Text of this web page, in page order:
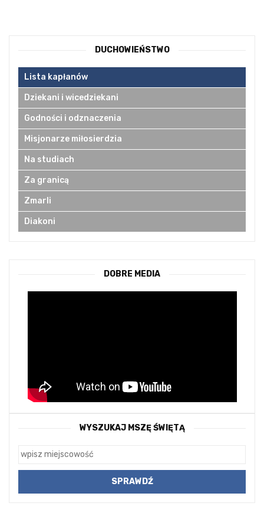
DUCHOWIEŃSTWO
Lista kapłanów
Dziekani i wicedziekani
Godności i odznaczenia
Misjonarze miłosierdzia
Na studiach
Za granicą
Zmarli
Diakoni
DOBRE MEDIA
WYSZUKAJ MSZĘ ŚWIĘTĄ